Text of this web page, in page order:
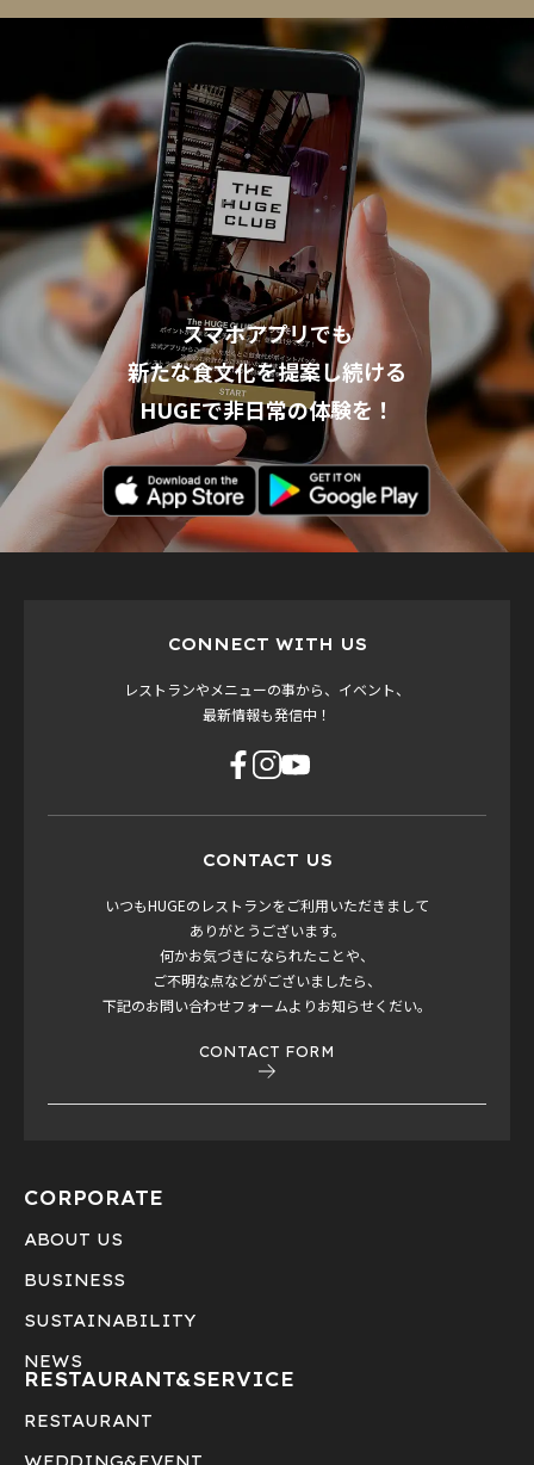
スマホアプリでも
新たな食文化を提案し続ける
HUGEで非日常の体験を！
CONNECT WITH US
レストランやメニューの事から、イベント、
最新情報も発信中！
CONTACT US
いつもHUGEのレストランをご利用いただきまして
ありがとうございます。
何かお気づきになられたことや、
ご不明な点などがございましたら、
下記のお問い合わせフォームよりお知らせくだい。
CONTACT FORM
CORPORATE
ABOUT US
BUSINESS
SUSTAINABILITY
NEWS
RESTAURANT&SERVICE
RESTAURANT